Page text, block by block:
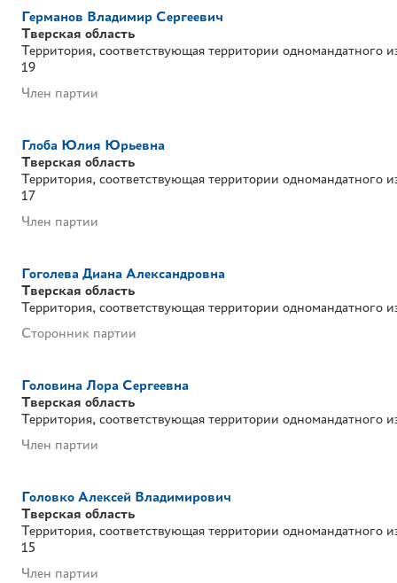
Германов Владимир Сергеевич
Тверская область
Территория, соответствующая территории
19
Член партии
Глоба Юлия Юрьевна
Тверская область
Территория, соответствующая территории
17
Член партии
Гоголева Диана Александровна
Тверская область
Территория, соответствующая территории
Сторонник партии
Головина Лора Сергеевна
Тверская область
Территория, соответствующая территории
Член партии
Головко Алексей Владимирович
Тверская область
Территория, соответствующая территории
15
Член партии